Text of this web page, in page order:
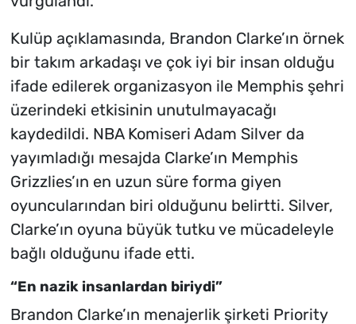
Kulüp açıklamasında, Brandon Clarke’ın örnek
bir takım arkadaşı ve çok iyi bir insan olduğu
ifade edilerek organizasyon ile Memphis şehri
üzerindeki etkisinin unutulmayacağı
kaydedildi. NBA Komiseri Adam Silver da
yayımladığı mesajda Clarke’ın Memphis
Grizzlies’ın en uzun süre forma giyen
oyuncularından biri olduğunu belirtti. Silver,
Clarke’ın oyuna büyük tutku ve mücadeleyle
bağlı olduğunu ifade etti.
“En nazik insanlardan biriydi”
Brandon Clarke’ın menajerlik şirketi Priority